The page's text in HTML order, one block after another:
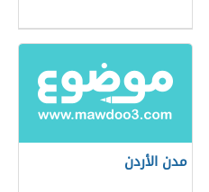
مدن الأردن